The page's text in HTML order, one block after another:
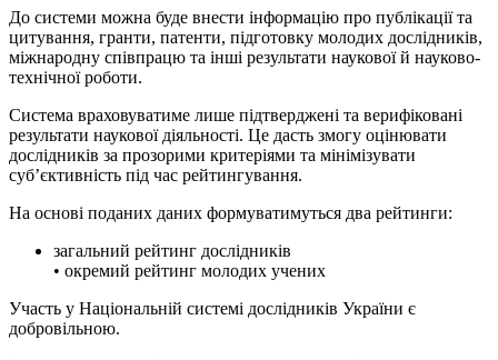
До системи можна буде внести інформацію про публікації та
цитування, гранти, патенти, підготовку молодих дослідників,
міжнародну співпрацю та інші результати наукової й науково-
технічної роботи.
Система враховуватиме лише підтверджені та верифіковані
результати наукової діяльності. Це дасть змогу оцінювати
дослідників за прозорими критеріями та мінімізувати
суб’єктивність під час рейтингування.
На основі поданих даних формуватимуться два рейтинги:
загальний рейтинг дослідників
• окремий рейтинг молодих учених
Участь у Національній системі дослідників України є
добровільною.